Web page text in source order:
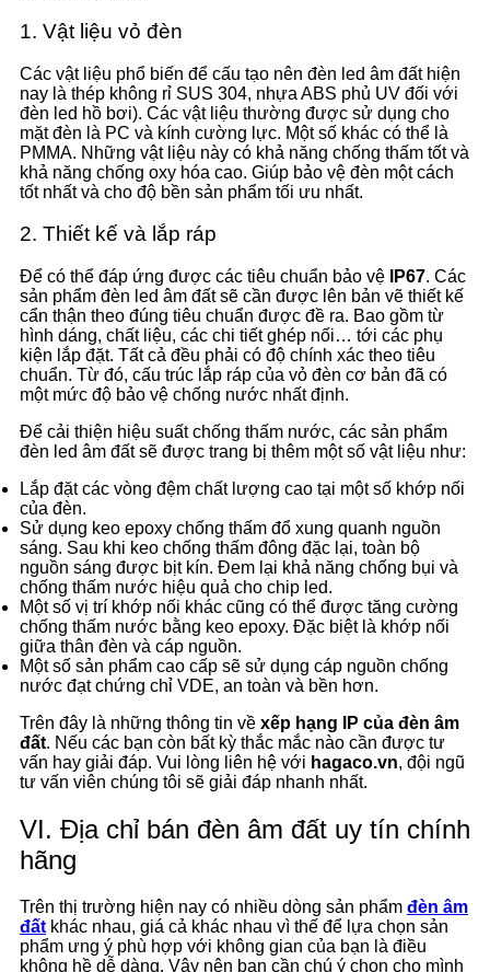
1. Vật liệu vỏ đèn
Các vật liệu phổ biến để cấu tạo nên đèn led âm đất hiện
nay là thép không rỉ SUS 304, nhựa ABS phủ UV đối với
đèn led hồ bơi). Các vật liệu thường được sử dụng cho
mặt đèn là PC và kính cường lực. Một số khác có thể là
PMMA. Những vật liệu này có khả năng chống thấm tốt và
khả năng chống oxy hóa cao. Giúp bảo vệ đèn một cách
tốt nhất và cho độ bền sản phẩm tối ưu nhất.
2. Thiết kế và lắp ráp
Để có thể đáp ứng được các tiêu chuẩn bảo vệ IP67. Các
sản phẩm đèn led âm đất sẽ cần được lên bản vẽ thiết kế
cẩn thận theo đúng tiêu chuẩn được đề ra. Bao gồm từ
hình dáng, chất liệu, các chi tiết ghép nối… tới các phụ
kiện lắp đặt. Tất cả đều phải có độ chính xác theo tiêu
chuẩn. Từ đó, cấu trúc lắp ráp của vỏ đèn cơ bản đã có
một mức độ bảo vệ chống nước nhất định.
Để cải thiện hiệu suất chống thấm nước, các sản phẩm
đèn led âm đất sẽ được trang bị thêm một số vật liệu như:
Lắp đặt các vòng đệm chất lượng cao tại một số khớp nối
của đèn.
Sử dụng keo epoxy chống thấm đổ xung quanh nguồn
sáng. Sau khi keo chống thấm đông đặc lại, toàn bộ
nguồn sáng được bịt kín. Đem lại khả năng chống bụi và
chống thấm nước hiệu quả cho chip led.
Một số vị trí khớp nối khác cũng có thể được tăng cường
chống thấm nước bằng keo epoxy. Đặc biệt là khớp nối
giữa thân đèn và cáp nguồn.
Một số sản phẩm cao cấp sẽ sử dụng cáp nguồn chống
nước đạt chứng chỉ VDE, an toàn và bền hơn.
Trên đây là những thông tin về xếp hạng IP của đèn âm
đất. Nếu các bạn còn bất kỳ thắc mắc nào cần được tư
vấn hay giải đáp. Vui lòng liên hệ với hagaco.vn, đội ngũ
tư vấn viên chúng tôi sẽ giải đáp nhanh nhất.
VI. Địa chỉ bán đèn âm đất uy tín chính
hãng
Trên thị trường hiện nay có nhiều dòng sản phẩm đèn âm
đất khác nhau, giá cả khác nhau vì thế để lựa chọn sản
phẩm ưng ý phù hợp với không gian của bạn là điều
không hề dễ dàng. Vậy nên bạn cần chú ý chọn cho mình